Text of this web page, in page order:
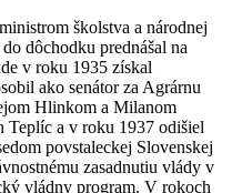
školstva a národnej
dôchodku prednášal na
v roku 1935 získal
ako senátor za Agrárnu
Hlinkom a Milanom
Teplíc a v roku 1937 odišiel
povstaleckej Slovenskej
zasadnutiu vlády v
vládny program. V rokoch